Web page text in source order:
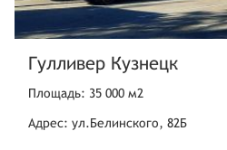
Гулливер Кузнецк
Площадь: 35 000 м2
Адрес: ул.Белинского, 82Б